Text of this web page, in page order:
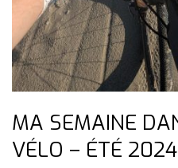
MA SEMAINE
VÉLO – ÉTÉ 2024